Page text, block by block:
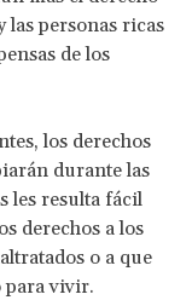
las personas ricas
de los
los derechos
durante las
les resulta fácil
derechos a los
o a que
para vivir.